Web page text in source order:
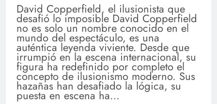
David Copperfield, el ilusionista que
desafió lo imposible David Copperfield
no es solo un nombre conocido en el
mundo del espectáculo, es una
auténtica leyenda viviente. Desde que
irrumpió en la escena internacional, su
figura ha redefinido por completo el
concepto de ilusionismo moderno. Sus
hazañas han desafiado la lógica, su
puesta en escena ha…